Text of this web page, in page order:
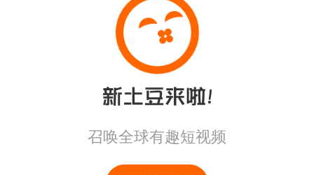
召唤全球有趣短视频